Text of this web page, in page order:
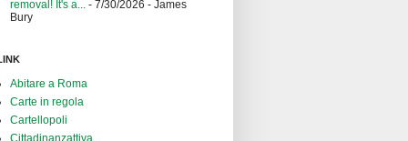
removal! It's a... - 7/30/2026 - James
Bury
Abitare a Roma
Carte in regola
Cartellopoli
Cittadinanzattiva